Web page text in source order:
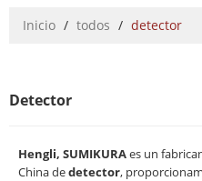
Inicio / todos / detector
Detector
Hengli, SUMIKURAes un
China dedetector,